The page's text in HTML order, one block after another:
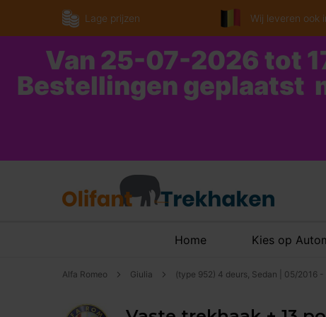
Lage prijzen Wij leveren ook
Van 25-07-2026 tot
Bestellingen geplaatst
Home Kies op
Alfa Romeo Giulia (type 952) 4 deurs, Sedan | 05/2016 -